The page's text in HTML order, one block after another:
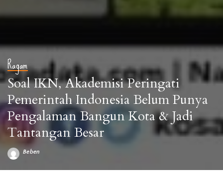
Ragam
Soal IKN, Akademisi Peringati
Pemerintah Indonesia Belum Punya
Pengalaman Bangun Kota & Jadi
Tantangan Besar
Posted
Beben